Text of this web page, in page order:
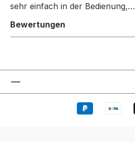
sehr einfach in der Bedienung,…
Bewertungen